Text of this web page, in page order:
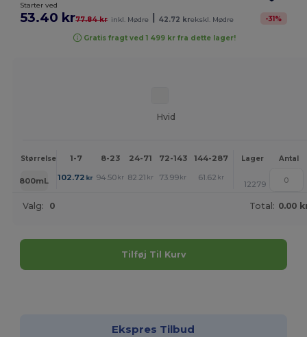
Starter ved
53.40 kr77.84 kr inkl. Mødre 42.72 krekskl. Mødre -31%
Gratis fragt ved 1 499 kr fra dette lager!
Hvid
Størrelse 1-7 8-23 24-71 72-143 144-287 288 + Mere
Lager Antal
800mL 102.72 kr 94.50 kr 82.21 kr 73.99 kr 61.62 kr
12279
Valg: 0 Total: 0.00
Tilføj Til Kurv
Ekspres Tilbud